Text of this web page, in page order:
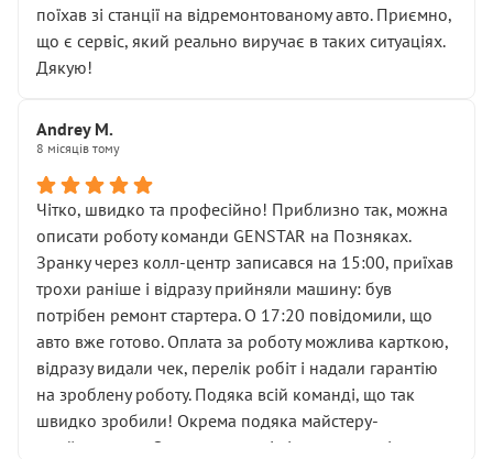
Окремий момент, який виглядає абсурдно:
мені заявили, що бачок гальмівної рідини потрібно
міняти разом із головним гальмівним циліндром у
Для людини, яка хоча б трохи розуміється на техніці,
це звучить як мінімум непрофесійно, а як максимум —
спроба продати дорогий вузол замість елементарних
ущільнювачів.
Що прикро — це не перший мій візит. Раніше міняв у
вас стартер, і тоді сервіс наче справив хороше
враження. Але згодом знайшов декілька гайок під
лобовим склом. Мені пояснили, що це “старі гайки, які
відкручували”, і попросили не хвилюватися. ( надіюсь
новий власник, не застяг в полі))
Але після нинішнього візиту такі дрібниці вже не
здаються дрібницями.
Я — клієнт, який працює на довірі, і саме її цей сервіс
поїхав зі станції на відремонтованому авто. Приємно,
що є сервіс, який реально виручає в таких ситуаціях.
Дякую!
Andrey M.
8 місяців тому
Чітко, швидко та професійно! Приблизно так, можна
описати роботу команди GENSTAR на Позняках.
Зранку через колл-центр записався на 15:00, приїхав
трохи раніше і відразу прийняли машину: був
потрібен ремонт стартера. О 17:20 повідомили, що
авто вже готово. Оплата за роботу можлива карткою,
відразу видали чек, перелік робіт і надали гарантію
на зроблену роботу. Подяка всій команді, що так
швидко зробили! Окрема подяка майстеру-
приймальнику Олександру: всі чітко та по суті.